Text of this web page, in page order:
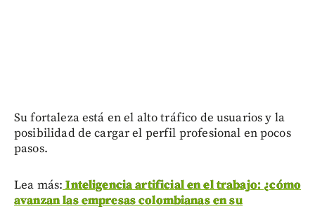
Su fortaleza está en el alto tráfico de usuarios y la
posibilidad de cargar el perfil profesional en pocos
pasos.
Lea más: Inteligencia artificial en el trabajo: ¿cómo
avanzan las empresas colombianas en su